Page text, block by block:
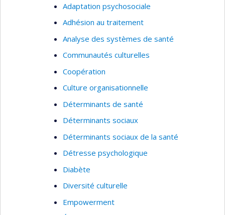
Adaptation psychosociale
Adhésion au traitement
Analyse des systèmes de santé
Communautés culturelles
Coopération
Culture organisationnelle
Déterminants de santé
Déterminants sociaux
Déterminants sociaux de la santé
Détresse psychologique
Diabète
Diversité culturelle
Empowerment